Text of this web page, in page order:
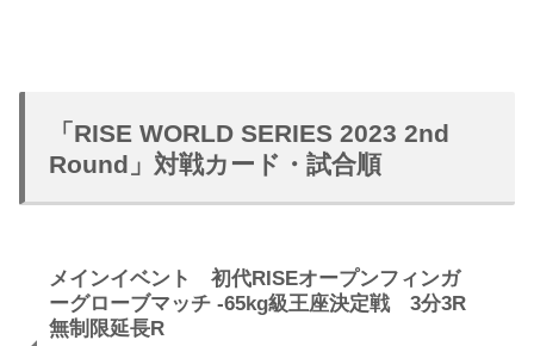
「RISE WORLD SERIES 2023 2nd
Round」対戦カード・試合順
メインイベント 初代RISEオープンフィンガ
ーグローブマッチ -65kg級王座決定戦 3分3R
無制限延長R